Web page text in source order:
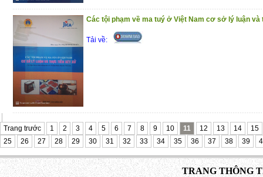
Các tội phạm về ma tuý ở Việt Nam cơ sở lý luận
Tải về:
Trang trước 1 2 3 4 5 6 7 8 9 10 11 12 13 14
15
25
26 27 28 29 30 31 32 33 34 35 36 37 38 39
TRANG THÔNG